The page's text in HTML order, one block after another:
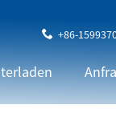
+86-